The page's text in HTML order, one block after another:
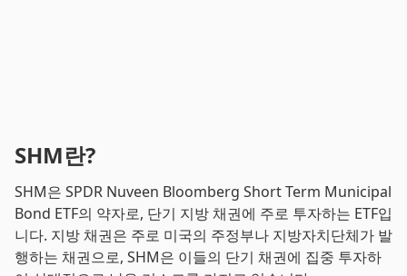
SHM란?
SHM은 SPDR Nuveen Bloomberg Short Term Municipal
Bond ETF의 약자로, 단기 지방 채권에 주로 투자하는 ETF입
니다. 지방 채권은 주로 미국의 주정부나 지방자치단체가 발
행하는 채권으로, SHM은 이들의 단기 채권에 집중 투자하